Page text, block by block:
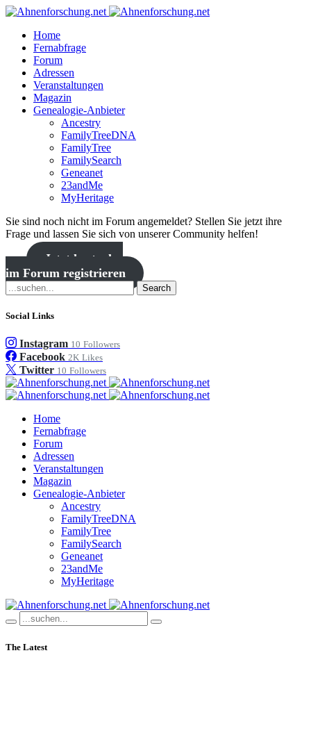
Home
Fernabfrage
Forum
Adressen
Veranstaltungen
Magazin
Genealogie-Anbieter
Ancestry
FamilyTreeDNA
FamilyTree
FamilySearch
Geneanet
23andMe
MyHeritage
Sie sind noch nicht im Forum angemeldet? Stellen Sie jetzt ihre
Frage und lassen Sie sich von unserer Community helfen!
Jetzt kostenlos
im Forum registrieren
Search
Social Links
Instagram 10 Followers
Facebook 2K Likes
Twitter 10 Followers
Home
Fernabfrage
Forum
Adressen
Veranstaltungen
Magazin
Genealogie-Anbieter
Ancestry
FamilyTreeDNA
FamilyTree
FamilySearch
Geneanet
23andMe
MyHeritage
The Latest